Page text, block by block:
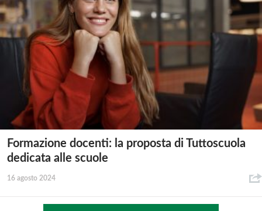
Formazione docenti: la proposta di Tuttoscuola
dedicata alle scuole
16 agosto 2024